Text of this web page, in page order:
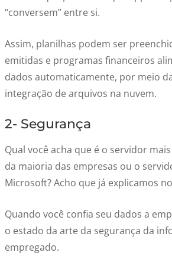
“conversem” entre si.
Assim, planilhas podem ser
emitidas e programas financeiros
dados automaticamente, por meio
integração de arquivos na nuvem.
2- Segurança
Qual você acha que é o servidor
da maioria das empresas ou o
Microsoft? Acho que já explicamos
Quando você confia seu dados a
o estado da arte da segurança da
empregado.